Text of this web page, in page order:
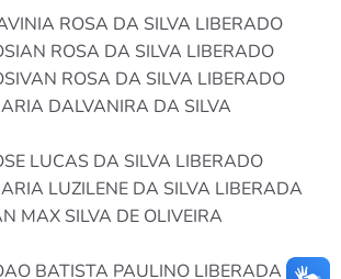
ROSA DA SILVA LIBERADO
ROSA DA SILVA LIBERADO
ROSA DA SILVA LIBERADO
DALVANIRA DA SILVA
LUCAS DA SILVA LIBERADO
LUZILENE DA SILVA LIBERADA
MAX SILVA DE OLIVEIRA
BATISTA PAULINO LIBERADA